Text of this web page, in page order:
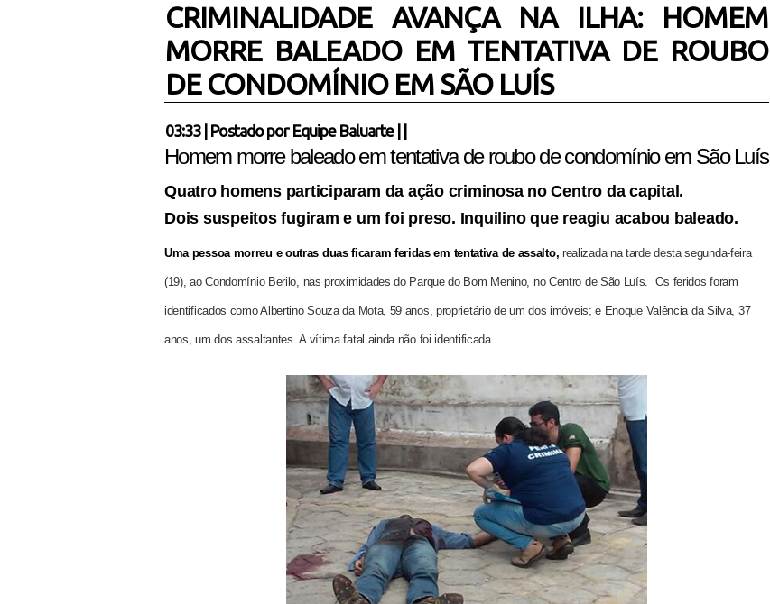
CRIMINALIDADE AVANÇA NA ILHA: HOMEM
MORRE BALEADO EM TENTATIVA DE ROUBO
DE CONDOMÍNIO EM SÃO LUÍS
03:33| Postado por Equipe Baluarte
Homem morre baleado em tentativa de roubo de condomínio em São Luís
Quatro homens participaram da ação criminosa no Centro da capital.
Dois suspeitos fugiram e um foi preso. Inquilino que reagiu acabou baleado.
Uma pessoa morreu e outras duas ficaram feridas em tentativa de assalto, realizada na tarde desta segunda-feira
(19), ao Condomínio Berilo, nas proximidades do Parque do Bom Menino, no Centro de São Luís. Os feridos foram
identificados como Albertino Souza da Mota, 59 anos, proprietário de um dos imóveis; e Enoque Valência da Silva, 37
anos, um dos assaltantes. A vítima fatal ainda não foi identificada.